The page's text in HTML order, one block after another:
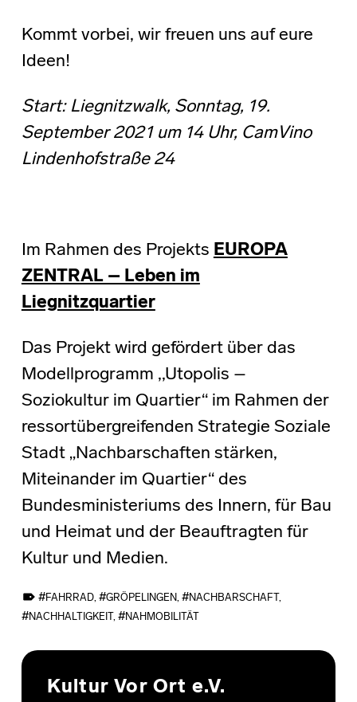
Kommt vorbei, wir freuen uns auf eure
Ideen!
Start: Liegnitzwalk, Sonntag, 19.
September 2021 um 14 Uhr, CamVino
Lindenhofstraße 24
Im Rahmen des Projekts EUROPA
ZENTRAL – Leben im
Liegnitzquartier
Das Projekt wird gefördert über das
Modellprogramm ,,Utopolis –
Soziokultur im Quartier“ im Rahmen der
ressortübergreifenden Strategie Soziale
Stadt „Nachbarschaften stärken,
Miteinander im Quartier“ des
Bundesministeriums des Innern, für Bau
und Heimat und der Beauftragten für
Kultur und Medien.
FAHRRAD, GRÖPELINGEN, NACHBARSCHAFT ,
NACHHALTIGKEIT , NAHMOBILITÄT
Skip back to main navigation
Kultur Vor Ort e.V.